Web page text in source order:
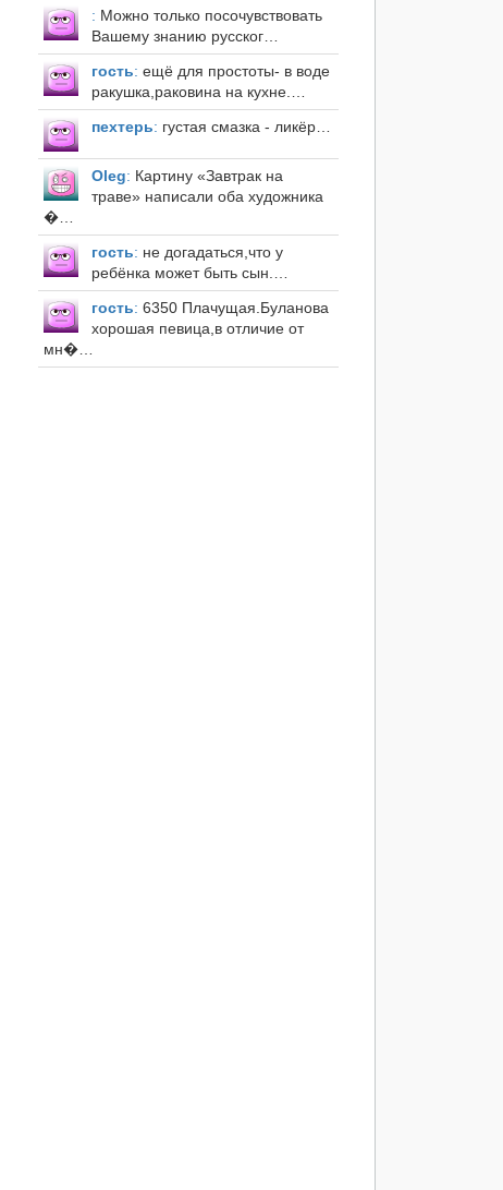
: Можно только посочувствовать
Вашему знанию русског…
гость: ещё для простоты- в воде
ракушка,раковина на кухне.…
пехтерь: густая смазка - ликёр…
Оleg: Картину «Завтрак на
траве» написали оба художника
�…
гость: не догадаться,что у
ребёнка может быть сын.…
гость: 6350 Плачущая.Буланова
хорошая певица,в отличие от
мн�…